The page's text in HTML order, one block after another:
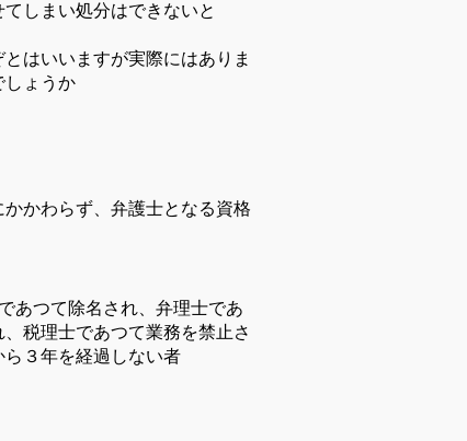
しまい処分はできないと
はいいますが実際にはありま
たらいかがでしょうか
かかわらず、弁護士となる資格
あつて除名され、弁理士であ
税理士であつて業務を禁止さ
３年を経過しない者